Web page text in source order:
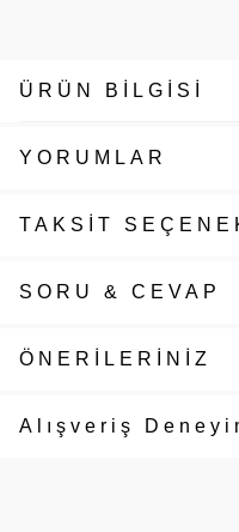
ÜRÜN BİLGİSİ
YORUMLAR
TAKSİT
SORU & CEVAP
ÖNERİLERİNİZ
Alışveriş